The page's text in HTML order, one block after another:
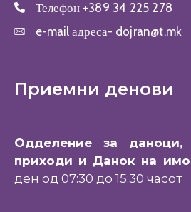
Телефон +389 34 225 278
e-mail адреса- dojran@t.mk
Приемни денови
Одделение за
приходи и Данок на
ден од 07:30 до 15:30 часот